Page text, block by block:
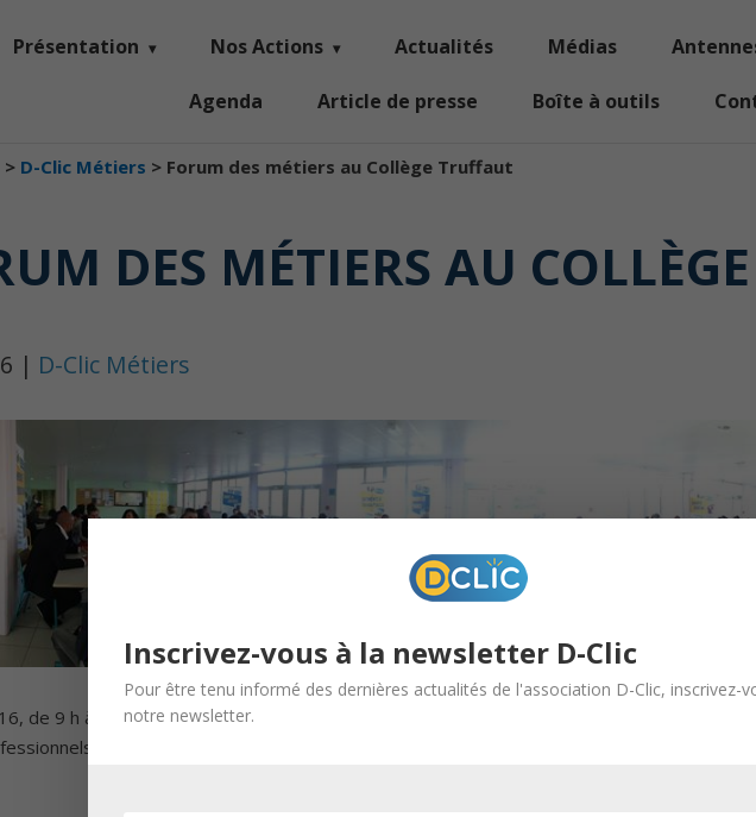
Présentation Nos Actions Actualités Médias
Agenda Article de presse Boîte à outils
> D-Clic Métiers > Forum des métiers au Collège Truffaut
DES MÉTIERS AU
| D-Clic Métiers
de 9 h à 12 h, 7 professionnels sont venus à la rencontre des élèves de 3ème du
et personnels dans les domaines suivants :
Inscrivez-vous à la newsletter D-Clic
Pour être tenu informé des dernières actualités de l'association D-Clic, inscrivez-
notre newsletter.